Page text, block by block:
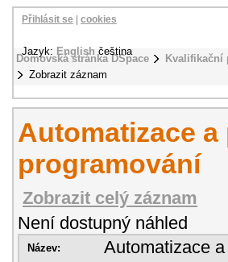
Domovská stránka DSpace Kvalifikační
Zobrazit záznam
Přihlásit se cookies
Jazyk: English čeština
Automatizace
programování
Zobrazit celý záznam
Není dostupný náhled
Název: Automatizace